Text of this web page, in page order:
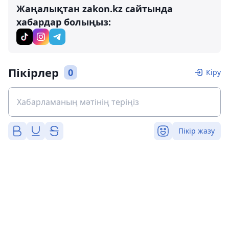
Жаңалықтан zakon.kz сайтында
хабардар болыңыз:
Пікірлер 0 Кіру
Пікір жазу